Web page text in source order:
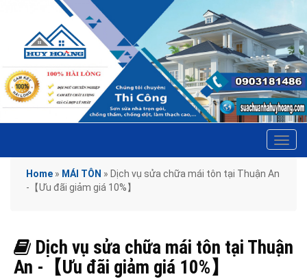
Home » MÁI TÔN » Dịch vụ sửa chữa mái tôn tại Thuận An
-【Ưu đãi giảm giá 10%】
Dịch vụ sửa chữa mái tôn tại Thuận
An -【Ưu đãi giảm giá 10%】